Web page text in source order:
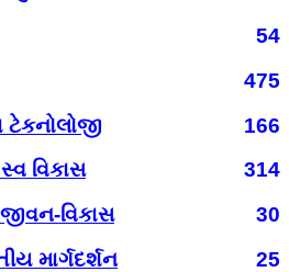
54
475
ટેકનોલોજી
166
વિકાસ
314
વિકાસ
30
માર્ગદર્શન
25